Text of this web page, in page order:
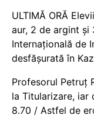
ULTIMĂ ORĂ
aur, 2 de argint și
Internațională de
desfășurată în
Profesorul Petruț
la Titularizare, iar
8.70 / Astfel de